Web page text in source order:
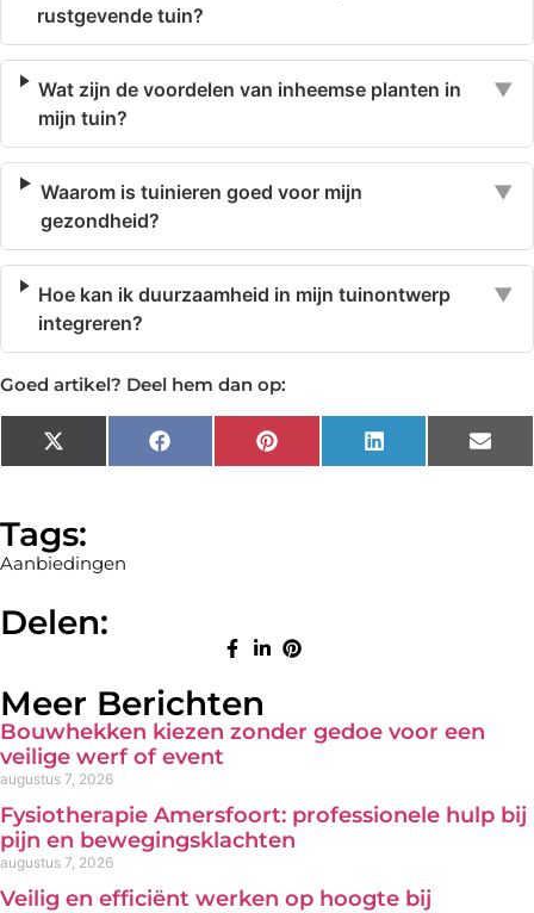
rustgevende tuin?
Wat zijn de voordelen van inheemse planten in
mijn tuin?
▼
Waarom is tuinieren goed voor mijn
gezondheid?
▼
Hoe kan ik duurzaamheid in mijn tuinontwerp
integreren?
▼
Goed artikel? Deel hem dan op:
X
(Twitter)
Facebook Pinterest LinkedIn
Tags:
Aanbiedingen
Delen:
Meer Berichten
Bouwhekken kiezen zonder gedoe voor een
veilige werf of event
augustus 7, 2026
Fysiotherapie Amersfoort: professionele hulp bij
pijn en bewegingsklachten
augustus 7, 2026
Veilig en efficiënt werken op hoogte bij